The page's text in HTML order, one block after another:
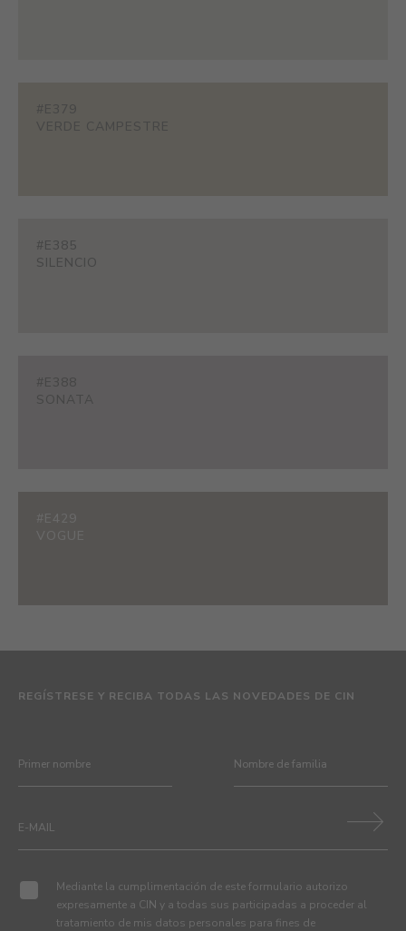
#E379
VERDE CAMPESTRE
#E385
SILENCIO
#E388
SONATA
#E429
VOGUE
REGÍSTRESE Y RECIBA TODAS LAS NOVEDADES DE CIN
Mediante la cumplimentación de este formulario autorizo
expresamente a CIN y a todas sus participadas a proceder al
tratamiento de mis datos personales para fines de